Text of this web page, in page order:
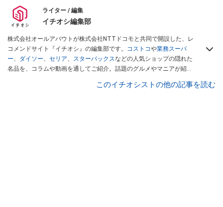
ライター / 編集
イチオシ編集部
株式会社オールアバウトが株式会社NTTドコモと共同で開設した、レ
コメンドサイト『イチオシ』の編集部です。 コストコや業務スーパ
ー、 ダイソー、 セリア、 スターバックスなどの人気ショップの隠れた
名品を、コラムや動画を通してご紹介。話題のグルメやマニアが紹介
インフルエンサーが実際に使用してレビューしています。毎日トレン
このイチオシストの他の記事を読む